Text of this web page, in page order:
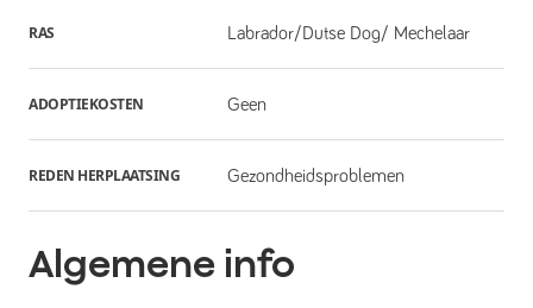
RAS Labrador/Dutse Dog/ Mechelaar
ADOPTIEKOSTEN Geen
REDEN HERPLAATSING Gezondheidsproblemen
Algemene info